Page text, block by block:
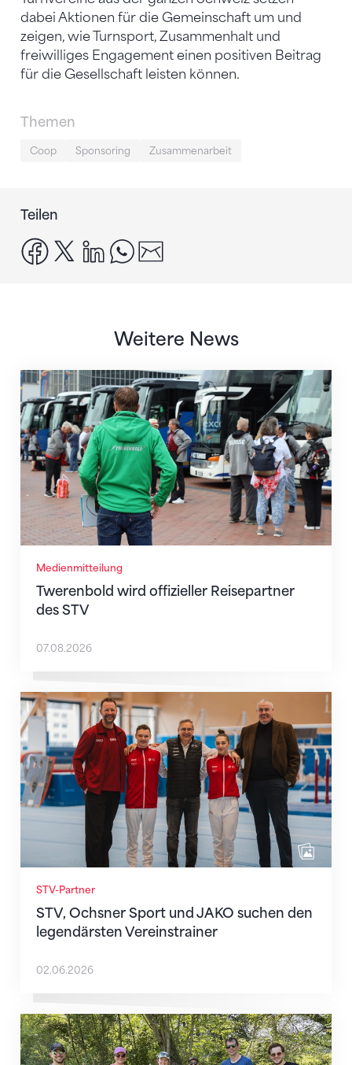
dabei Aktionen für die Gemeinschaft um und
zeigen, wie Turnsport, Zusammenhalt und
freiwilliges Engagement einen positiven Beitrag
für die Gesellschaft leisten können.
Themen
Coop Sponsoring Zusammenarbeit
Teilen
facebook
x linkedinwhatsapp
Weitere News
Medienmitteilung
Twerenbold wird offizieller Reisepartner
des STV
Twerenbold wird offizieller Reisepartner des STV
07.08.2026
STV-Partner
STV, Ochsner Sport und JAKO suchen den
legendärsten Vereinstrainer
STV, Ochsner Sport und JAKO suchen den
02.06.2026
«Tag der guten Tat»: Die STV-Geschäftsstelle packt